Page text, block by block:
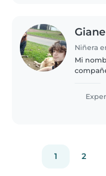
Niñera
Mi
ofrecer
1 2